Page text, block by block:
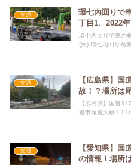
交通
環七内回りで
丁目1、2022
環七内回りで車の
(火) 環七内回り葛
交通
【広島県】国
故！？場所は
【広島県】国道
道市尾道大橋！11
交通
【愛知県】国
の情報！場所